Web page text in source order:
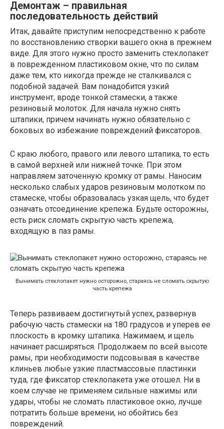
Демонтаж – правильная
последовательность действий
Итак, давайте приступим непосредственно к работе
по восстановлению створки вашего окна в прежнем
виде. Для этого нужно просто заменить стеклопакет
в поврежденном пластиковом окне, что по силам
даже тем, кто никогда прежде не сталкивался с
подобной задачей. Вам понадобится узкий
инструмент, вроде тонкой стамески, а также
резиновый молоток. Для начала нужно снять
штапики, причем начинать нужно обязательно с
боковых во избежание повреждений фиксаторов.
С краю любого, правого или левого штапика, то есть
в самой верхней или нижней точке. При этом
направляем заточенную кромку от рамы. Наносим
несколько слабых ударов резиновым молотком по
стамеске, чтобы образовалась узкая щель, что будет
означать отсоединение крепежа. Будьте осторожны,
есть риск сломать скрытую часть крепежа,
входящую в паз рамы.
Вынимать стеклопакет нужно осторожно, стараясь не сломать скрытую
часть крепежа
Теперь развиваем достигнутый успех, развернув
рабочую часть стамески на 180 градусов и уперев ее
плоскость в кромку штапика. Нажимаем, и щель
начинает расширяться. Продолжаем по всей высоте
рамы, при необходимости подсовывая в качестве
клиньев любые узкие пластмассовые пластинки
туда, где фиксатор стеклопакета уже отошел. Ни в
коем случае не применяем сильные нажимы или
удары, чтобы не сломать пластиковое окно, лучше
потратить больше времени, но обойтись без
повреждений.